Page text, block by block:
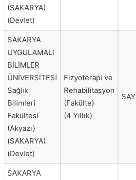
(SAKARYA)
(Devlet)
SAKARYA
UYGULAMALI
BİLİMLER
ÜNİVERSİTESİ
Sağlık
Bilimleri
Fakültesi
(Akyazı)
(SAKARYA)
(Devlet)
Fizyoterapi ve
Rehabilitasyon
(Fakülte)
(4 Yıllık)
SAY
SAKARYA